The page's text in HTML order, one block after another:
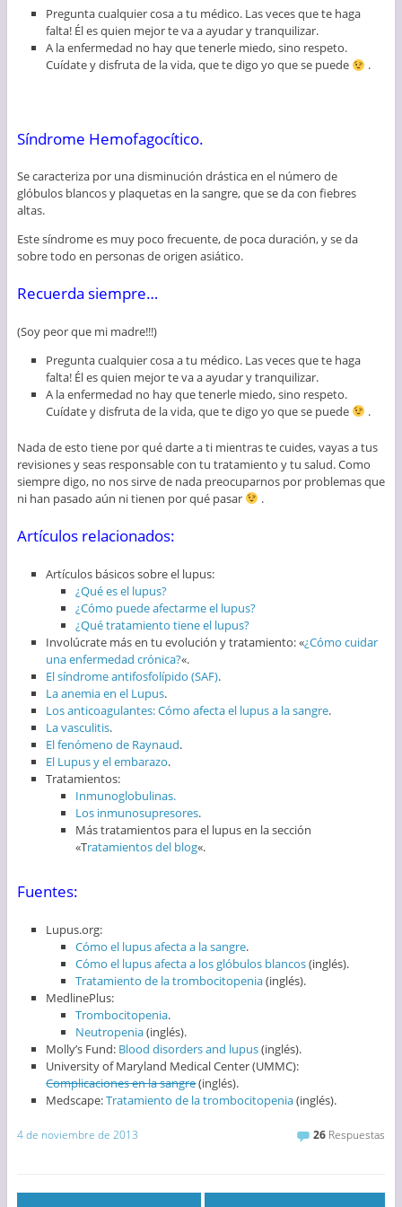
Pregunta cualquier cosa a tu médico. Las veces que te haga
falta! Él es quien mejor te va a ayudar y tranquilizar.
A la enfermedad no hay que tenerle miedo, sino respeto.
Cuídate y disfruta de la vida, que te digo yo que se puede
.
Síndrome Hemofagocítico.
Se caracteriza por una disminución drástica en el número de
glóbulos blancos y plaquetas en la sangre, que se da con fiebres
altas.
Este síndrome es muy poco frecuente, de poca duración, y se da
sobre todo en personas de origen asiático.
Recuerda siempre…
(Soy peor que mi madre!!!)
Pregunta cualquier cosa a tu médico. Las veces que te haga
falta! Él es quien mejor te va a ayudar y tranquilizar.
A la enfermedad no hay que tenerle miedo, sino respeto.
Cuídate y disfruta de la vida, que te digo yo que se puede
.
Nada de esto tiene por qué darte a ti mientras te cuides, vayas a tus
revisiones y seas responsable con tu tratamiento y tu salud. Como
siempre digo, no nos sirve de nada preocuparnos por problemas que
ni han pasado aún ni tienen por qué pasar
.
Artículos relacionados:
Artículos básicos sobre el lupus:
¿Qué es el lupus?
¿Cómo puede afectarme el lupus?
¿Qué tratamiento tiene el lupus?
Involúcrate más en tu evolución y tratamiento: «¿Cómo cuidar
una enfermedad crónica?«.
El síndrome antifosfolípido (SAF).
La anemia en el Lupus.
Los anticoagulantes: Cómo afecta el lupus a la sangre.
La vasculitis.
El fenómeno de Raynaud.
El Lupus y el embarazo.
Tratamientos:
Inmunoglobulinas.
Los inmunosupresores.
Más tratamientos para el lupus en la sección
«Tratamientos del blog«.
Fuentes:
Lupus.org:
Cómo el lupus afecta a la sangre.
Cómo el lupus afecta a los glóbulos blancos(inglés).
Tratamiento de la trombocitopenia(inglés).
MedlinePlus:
Trombocitopenia.
Neutropenia(inglés).
Molly’s Fund: Blood disorders and lupus(inglés).
University of Maryland Medical Center (UMMC):
Complicaciones en la sangre(inglés).
Medscape:Tratamiento de la trombocitopenia(inglés).
4 de noviembre de 2013 26 Respuestas